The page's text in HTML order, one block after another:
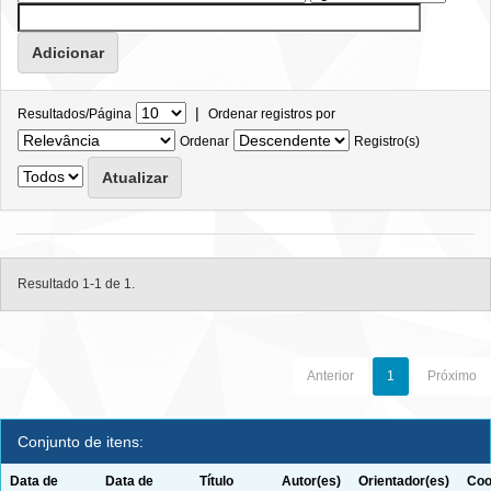
Resultados/Página | Ordenar registros por
Ordenar
Registro(s)
Resultado 1-1 de 1.
Anterior 1 Próximo
Conjunto de itens:
Data de
Data de
Título Autor(es) Orientador(es)